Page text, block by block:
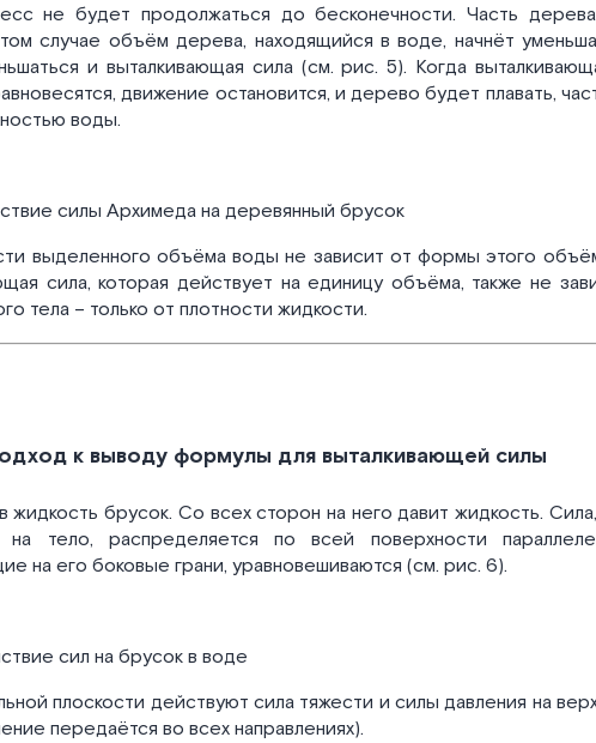
не будет продолжаться до бесконечности. Часть
случае объём дерева, находящийся в воде, начнёт
и выталкивающая сила (см. рис. 5). Когда
движение остановится, и дерево будет плавать,
воды.
силы Архимеда на деревянный брусок
выделенного объёма воды не зависит от формы этого
сила, которая действует на единицу объёма, также не
тела – только от плотности жидкости.
к выводу формулы для выталкивающей силы
жидкость брусок. Со всех сторон на него давит жидкость.
на тело, распределяется по всей поверхности
на его боковые грани, уравновешиваются (см. рис. 6).
сил на брусок в воде
плоскости действуют сила тяжести и силы давления на
передаётся во всех направлениях).